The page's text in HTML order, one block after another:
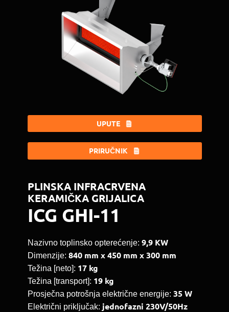
UPUTE
PRIRUČNIK
PLINSKA INFRACRVENA
KERAMIČKA GRIJALICA
ICG GHI-11
Nazivno toplinsko opterećenje: 9,9 KW
Dimenzije: 840 mm x 450 mm x 300 mm
Težina [neto]: 17 kg
Težina [transport]: 19 kg
Prosječna potrošnja električne energije: 35 W
Električni priključak: jednofazni 230V/50Hz